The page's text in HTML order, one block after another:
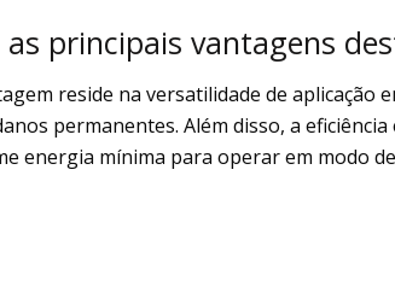
as principais vantagens
reside na versatilidade de aplicação
permanentes. Além disso, a
energia mínima para operar em modo